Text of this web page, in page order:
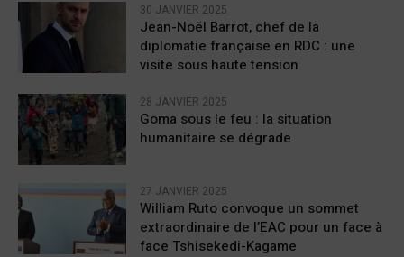
30 JANVIER 2025
Jean-Noël Barrot, chef de la
diplomatie française en RDC : une
visite sous haute tension
28 JANVIER 2025
Goma sous le feu : la situation
humanitaire se dégrade
27 JANVIER 2025
William Ruto convoque un sommet
extraordinaire de l’EAC pour un face à
face Tshisekedi-Kagame